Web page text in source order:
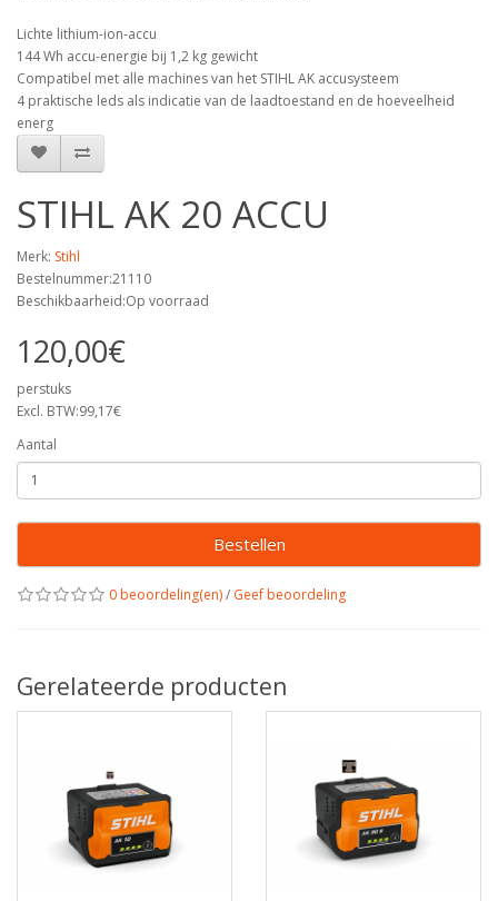
Lichte lithium-ion-accu
144 Wh accu-energie bij 1,2 kg gewicht
Compatibel met alle machines van het STIHL AK accusysteem
4 praktische leds als indicatie van de laadtoestand en de hoeveelheid
energ
STIHL AK 20 ACCU
Merk: Stihl
Bestelnummer:21110
Beschikbaarheid:Op voorraad
120,00€
perstuks
Excl. BTW:99,17€
Aantal
Bestellen
0 beoordeling(en)/ Geef beoordeling
Gerelateerde producten